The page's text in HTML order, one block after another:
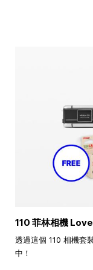
110 菲林相機
透過這個 110 相機套
中！